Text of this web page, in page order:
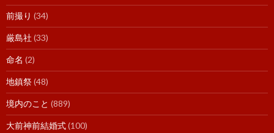
前撮り (34)
厳島社 (33)
命名 (2)
地鎮祭(48)
境内のこと (889)
大前神前結婚式(100)